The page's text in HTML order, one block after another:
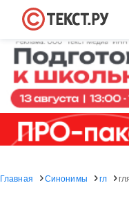
Главная Синонимы гл